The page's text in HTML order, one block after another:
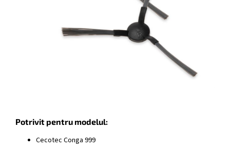
Potrivit pentru modelul:
Cecotec Conga 999